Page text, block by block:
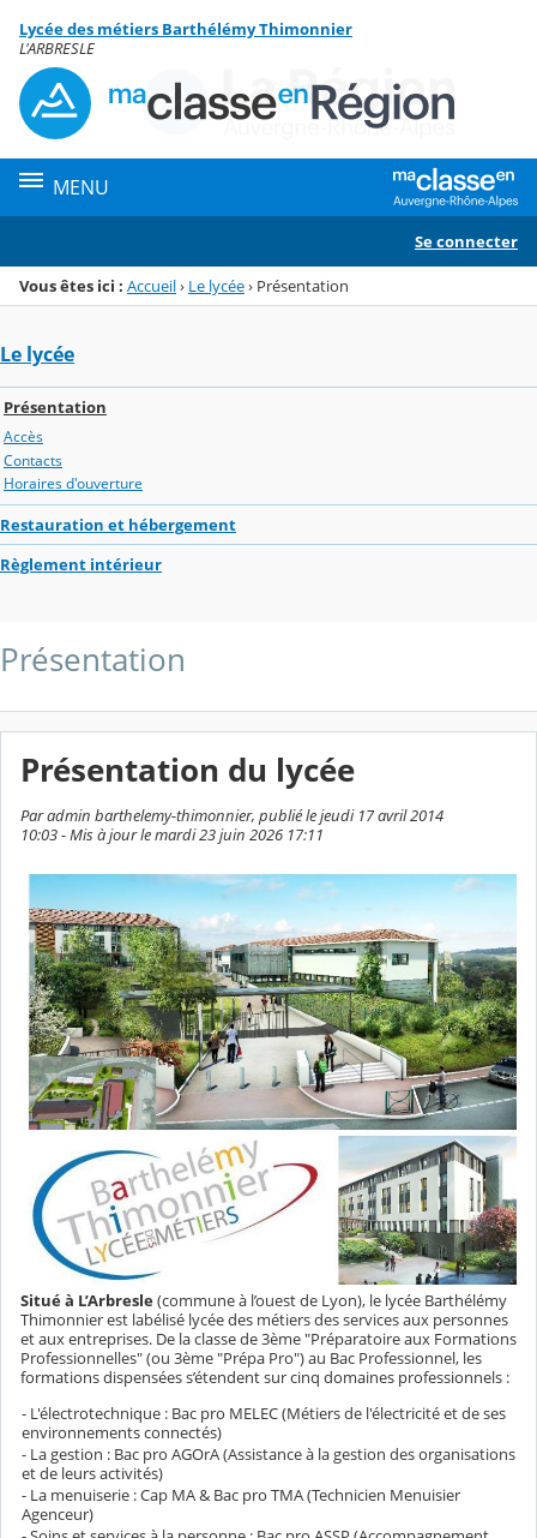
Menu de la rubrique
Contenu
Lycée des métiers Barthélémy Thimonnier
L'ARBRESLE
MENU
Se connecter
Vous êtes ici : Accueil› Le lycée› Présentation
Le lycée
Présentation
Accès
Contacts
Horaires d'ouverture
Restauration et hébergement
Règlement intérieur
Présentation
Présentation du lycée
Par admin barthelemy-thimonnier, publié le jeudi 17 avril 2014
10:03 - Mis à jour le mardi 23 juin 2026 17:11
Situé à L’Arbresle(commune à l’ouest de Lyon), le lycée Barthélémy
Thimonnier est labélisé lycée des métiers des services aux personnes
et aux entreprises. De la classe de 3ème "Préparatoire aux Formations
Professionnelles" (ou 3ème "Prépa Pro") au Bac Professionnel, les
formations dispensées s’étendent sur cinq domaines professionnels :
- L'électrotechnique : Bac pro MELEC (Métiers de l'électricité et de ses
environnements connectés)
- La gestion : Bac pro AGOrA (Assistance à la gestion des organisations
et de leurs activités)
- La menuiserie : Cap MA & Bac pro TMA (Technicien Menuisier
Agenceur)